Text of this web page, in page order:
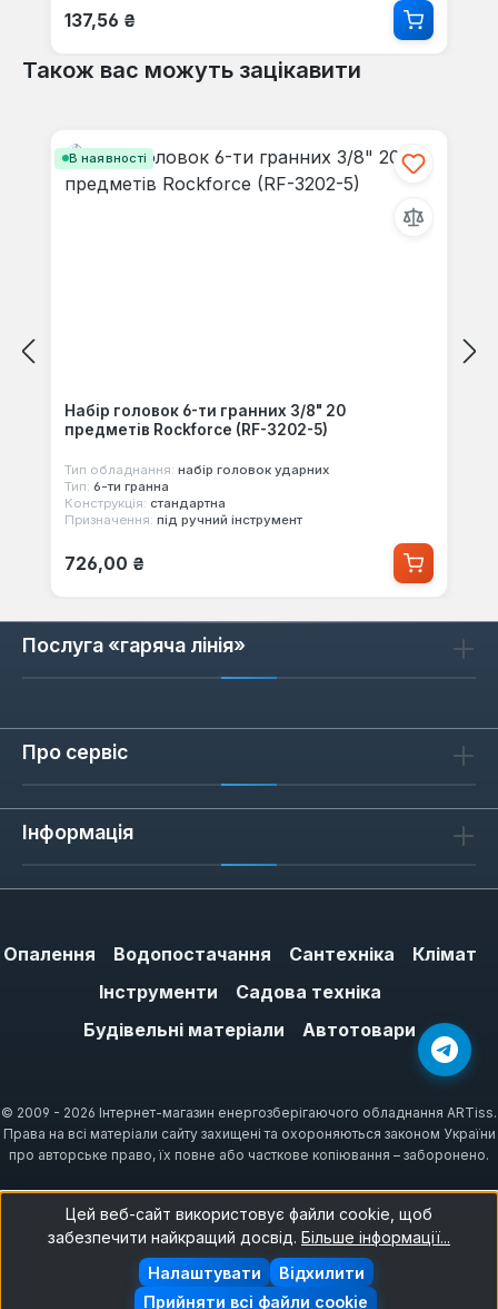
Звичайна ціна:
137,56 ₴
Також вас можуть зацікавити
В наявності
Набір головок 6-ти гранних 3/8" 20
предметів Rockforce (RF-3202-5)
Тип обладнання: набір головок ударних
Тип: 6-ти гранна
Конструкція: стандартна
Призначення: під ручний інструмент
Звичайна ціна:
726,00 ₴
Послуга «гаряча лінія»
Про сервіс
Інформація
Опалення Водопостачання Сантехніка
Клімат
Інструменти
Садова техніка
Будівельні матеріали
Автотовари
© 2009 - 2026 Інтернет-магазин енергозберігаючого обладнання ARTiss.
Права на всі матеріали сайту захищені та охороняються законом України
про авторське право, їх повне або часткове копіювання – заборонено.
Цей веб-сайт використовує файли cookie, щоб
забезпечити найкращий досвід. Більше інформації...
Відхилити
Налаштувати
Прийняти всі файли cookie